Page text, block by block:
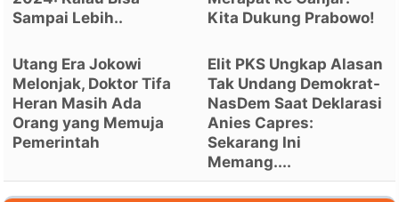
Sampai Lebih..
Kita Dukung Prabowo!
Utang Era Jokowi
Melonjak, Doktor Tifa
Heran Masih Ada
Orang yang Memuja
Pemerintah
Elit PKS Ungkap Alasan
Tak Undang Demokrat-
NasDem Saat Deklarasi
Anies Capres:
Sekarang Ini
Memang....